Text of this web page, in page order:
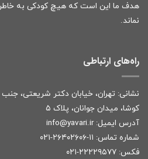
هدف ما این است که هیچ کودکی به خاطر
نماند.
راه‌های ارتباطی
کوشا، میدان جوانان، پلاک ۵
آدرس ایمیل: info@yavari.ir
شماره تماس: ۱۱-۲۶۴۰۲۶۰۶-۰۲۱
فکس: ۲۲۲۲۹۵۷۷-۰۲۱